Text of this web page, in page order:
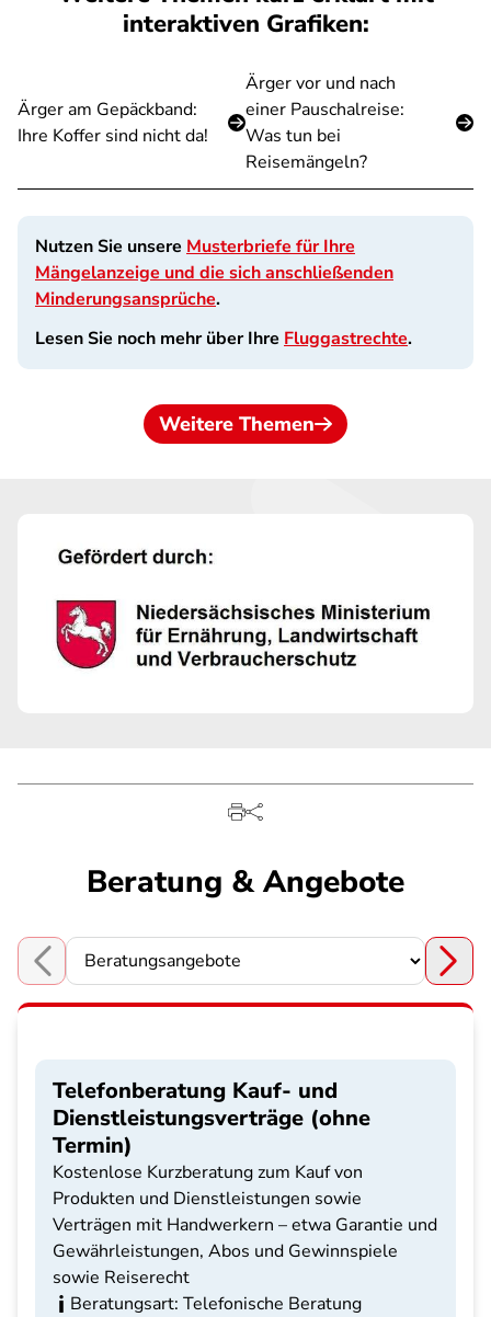
interaktiven Grafiken:
Ärger am Gepäckband:
Ihre Koffer sind nicht da!
Ärger vor und nach
einer Pauschalreise:
Was tun bei
Reisemängeln?
Nutzen Sie unsere Musterbriefe für Ihre
Mängelanzeige und die sich anschließenden
Minderungsansprüche.
Lesen Sie noch mehr über Ihre Fluggastrechte.
Weitere Themen
Beratung & Angebote
Choose a section
Telefonberatung Kauf- und
Dienstleistungsverträge (ohne
Termin)
Kostenlose Kurzberatung zum Kauf von
Produkten und Dienstleistungen sowie
Verträgen mit Handwerkern – etwa Garantie und
Gewährleistungen, Abos und Gewinnspiele
sowie Reiserecht
Beratungsart: Telefonische Beratung